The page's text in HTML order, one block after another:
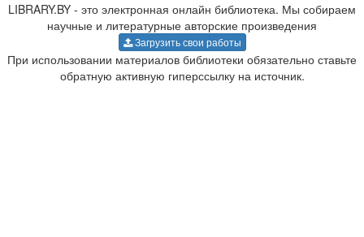
LIBRARY.BY - это электронная онлайн библиотека. Мы собираем
научные и литературные авторские произведения
Загрузить свои работы
При использовании материалов библиотеки обязательно ставьте
обратную активную гиперссылку на источник.